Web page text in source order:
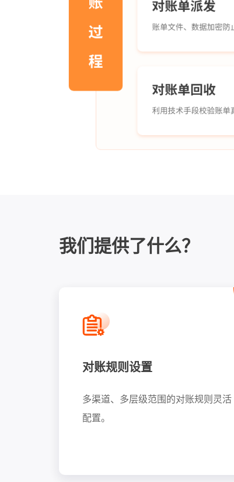
我们提供了什么？
对账规则设置
多渠道、多层级范围的对账规则灵活
配置。